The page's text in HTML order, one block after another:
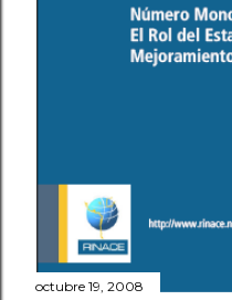
octubre 19, 2008